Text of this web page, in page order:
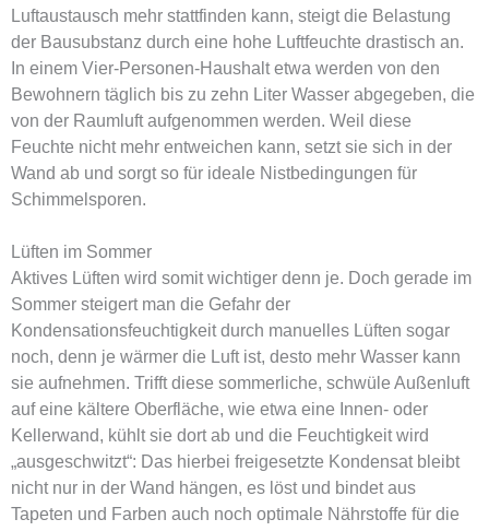
Luftaustausch mehr stattfinden kann, steigt die Belastung
der Bausubstanz durch eine hohe Luftfeuchte drastisch an.
In einem Vier-Personen-Haushalt etwa werden von den
Bewohnern täglich bis zu zehn Liter Wasser abgegeben, die
von der Raumluft aufgenommen werden. Weil diese
Feuchte nicht mehr entweichen kann, setzt sie sich in der
Wand ab und sorgt so für ideale Nistbedingungen für
Schimmelsporen.
Lüften im Sommer
Aktives Lüften wird somit wichtiger denn je. Doch gerade im
Sommer steigert man die Gefahr der
Kondensationsfeuchtigkeit durch manuelles Lüften sogar
noch, denn je wärmer die Luft ist, desto mehr Wasser kann
sie aufnehmen. Trifft diese sommerliche, schwüle Außenluft
auf eine kältere Oberfläche, wie etwa eine Innen- oder
Kellerwand, kühlt sie dort ab und die Feuchtigkeit wird
„ausgeschwitzt“: Das hierbei freigesetzte Kondensat bleibt
nicht nur in der Wand hängen, es löst und bindet aus
Tapeten und Farben auch noch optimale Nährstoffe für die